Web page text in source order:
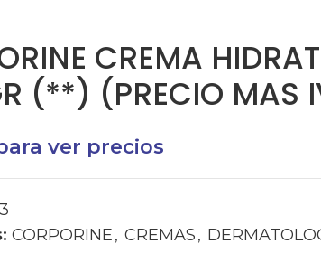
CREMA
(**) (PRECIO MAS
ver precios
CORPORINE, CREMAS,